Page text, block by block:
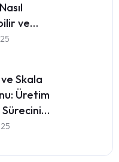
ve…
Skala
Üretim
Sürecini…